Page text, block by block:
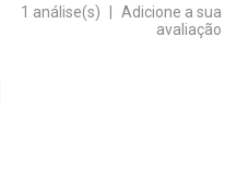
1 análise(s)
Adicione a sua
avaliação